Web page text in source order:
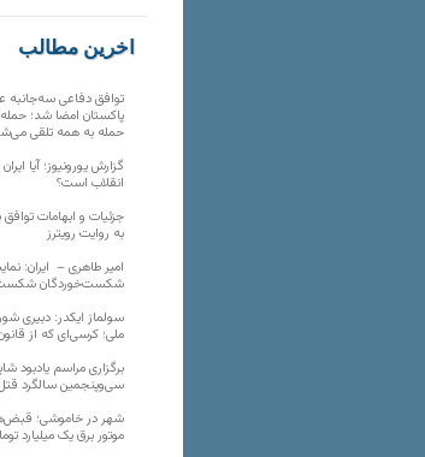
آخرین مطالب
توافق دفاعی سه‌جانبه
پاکستان امضا شد؛
حمله به همه تلقی
گزارش یورونیوز؛ آیا
انقلاب است؟
جزئیات و ابهامات
به روایت رویترز
امیر طاهری – ایران:
شکست‌خوردگان
سولماز ایکدر: دبیری
ملی؛ کرسی‌ای که از
برگزاری مراسم یادبود
سی‌وپنجمین سالگرد
شهر در خاموشی؛
موتور برق یک میلیارد